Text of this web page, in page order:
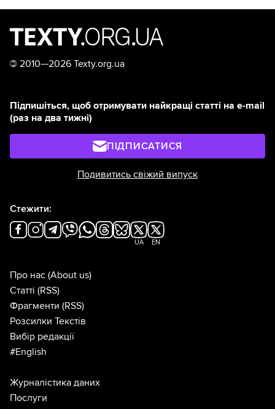
© 2010—2026 Texty.org.ua
Підпишіться, щоб отримувати найкращі статті на e-mail
(раз на два тижні)
ПІДПИСАТИСЯ
Подивитись свіжий випуск
Стежити:
UA EN
Про нас (About us)
Статті (RSS)
Фрагменти (RSS)
Розсилки Текстів
Вибір редакції
#English
Журналістика даних
Послуги